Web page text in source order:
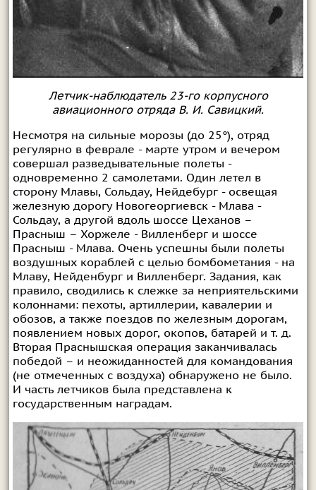
Летчик-наблюдатель 23-го корпусного
авиационного отряда В. И. Савицкий.
Несмотря на сильные морозы (до 25°), отряд
регулярно в феврале - марте утром и вечером
совершал разведывательные полеты -
одновременно 2 самолетами. Один летел в
сторону Млавы, Сольдау, Нейдебург - освещая
железную дорогу Новогеоргиевск - Млава -
Сольдау, а другой вдоль шоссе Цеханов –
Прасныш – Хоржеле - Вилленберг и шоссе
Прасныш - Млава. Очень успешны были полеты
воздушных кораблей с целью бомбометания - на
Млаву, Нейденбург и Вилленберг. Задания, как
правило, сводились к слежке за неприятельскими
колоннами: пехоты, артиллерии, кавалерии и
обозов, а также поездов по железным дорогам,
появлением новых дорог, окопов, батарей и т. д.
Вторая Праснышская операция заканчивалась
победой – и неожиданностей для командования
(не отмеченных с воздуха) обнаружено не было.
И часть летчиков была представлена к
государственным наградам.